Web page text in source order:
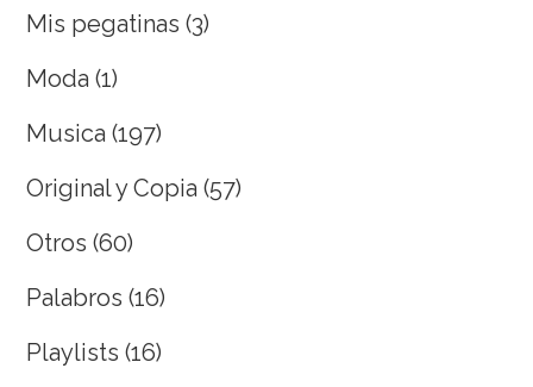
Mis pegatinas (3)
Moda (1)
Musica (197)
Original y Copia (57)
Otros (60)
Palabros (16)
Playlists (16)